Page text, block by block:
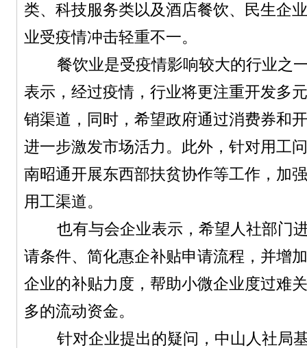
类、科技服务类以及酒店餐饮、民生企
业受疫情冲击轻重不一。
餐饮业是受疫情影响较大的行业之一
表示，经过疫情，行业将更注重开发多
销渠道，同时，希望政府通过消费券和
进一步激发市场活力。此外，针对用工
南昭通开展东西部扶贫协作等工作，加
用工渠道。
也有与会企业表示，希望人社部门进
请条件、简化惠企补贴申请流程，并增
企业的补贴力度，帮助小微企业度过难
多的流动资金。
针对企业提出的疑问，中山人社局基